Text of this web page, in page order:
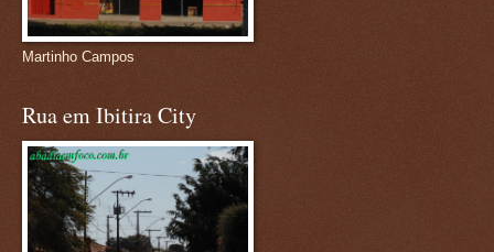
Martinho Campos
Rua em Ibitira City